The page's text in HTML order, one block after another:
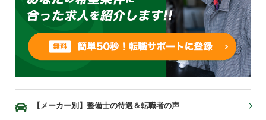
【メーカー別】整備士の待遇＆転職者の声